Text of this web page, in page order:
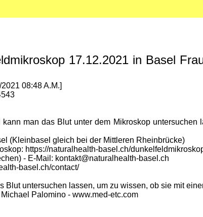
17.12.2021 in Basel
08:48 A.M.]
man das Blut unter dem Mikroskop
(Kleinbasel gleich bei der Mittleren Rheinbrücke)
https://naturalhealth-basel.ch/
- E-Mail: kontakt@naturalhealth-basel.ch
basel.ch/contact/
untersuchen lassen, um zu wissen, ob sie mit
Palomino - www.med-etc.com